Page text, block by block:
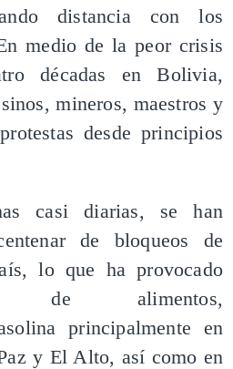
distancia con los
medio de la peor crisis
décadas en Bolivia,
mineros, maestros y
desde principios
casi diarias, se han
de bloqueos de
lo que ha provocado
de alimentos,
principalmente en
y El Alto, así como en